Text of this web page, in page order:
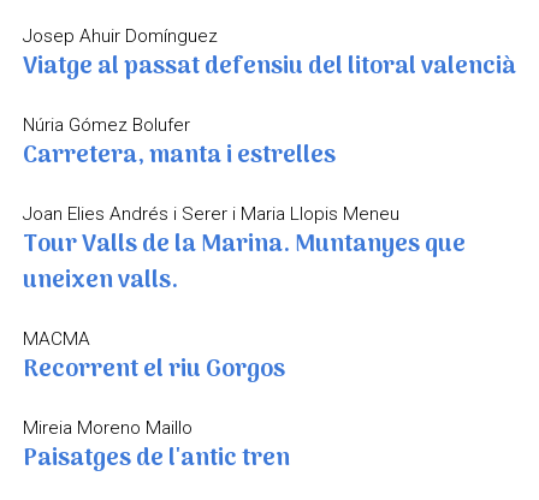
Josep Ahuir Domínguez
Viatge al passat defensiu del litoral valencià
Núria Gómez Bolufer
Carretera, manta i estrelles
Joan Elies Andrés i Serer i Maria Llopis Meneu
Tour Valls de la Marina. Muntanyes que
uneixen valls.
MACMA
Recorrent el riu Gorgos
Mireia Moreno Maillo
Paisatges de l'antic tren